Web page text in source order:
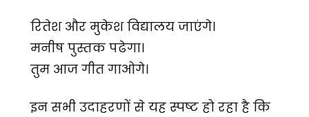
रितेश और मुकेश विद्यालय जाएंगे।
मनीष पुस्तक पढेगा।
तुम आज गीत गाओगे।
इन सभी उदाहरणों से यह स्पष्ट हो रहा है कि